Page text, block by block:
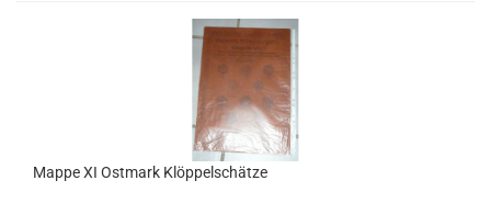
Mappe XI Ostmark Klöppelschätze